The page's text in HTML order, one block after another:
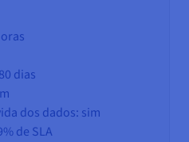
dias
dos dados: sim
de SLA